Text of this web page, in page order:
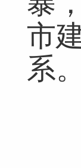
市
系。